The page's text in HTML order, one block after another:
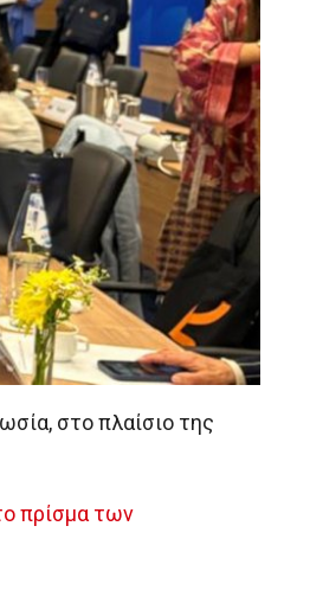
στο πλαίσιο της
πρίσμα των